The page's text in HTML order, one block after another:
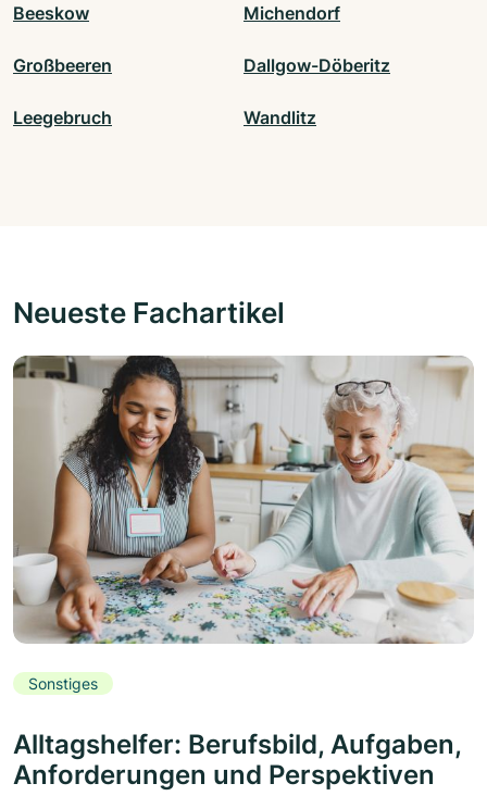
Beeskow Michendorf
Großbeeren Dallgow-Döberitz
Leegebruch Wandlitz
Neueste Fachartikel
Sonstiges
Alltagshelfer: Berufsbild, Aufgaben,
Anforderungen und Perspektiven